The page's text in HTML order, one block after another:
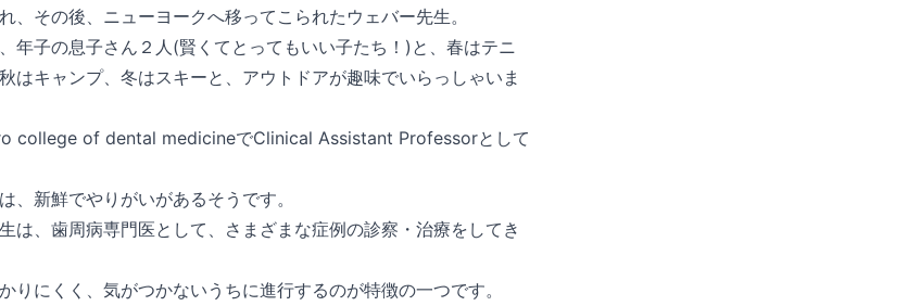
、その後、ニューヨークへ移ってこられたウェバー先生。
年子の息子さん２人(賢くてとってもいい子たち！)と、春はテニ
はキャンプ、冬はスキーと、アウトドアが趣味でいらっしゃいま
college of dental medicineでClinical Assistant Professorとして
、新鮮でやりがいがあるそうです。
は、歯周病専門医として、さまざまな症例の診察・治療をしてき
りにくく、気がつかないうちに進行するのが特徴の一つです。